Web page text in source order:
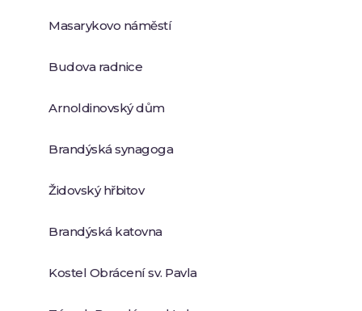
Masarykovo náměstí
Budova radnice
Arnoldinovský dům
Brandýská synagoga
Židovský hřbitov
Brandýská katovna
Kostel Obrácení sv. Pavla